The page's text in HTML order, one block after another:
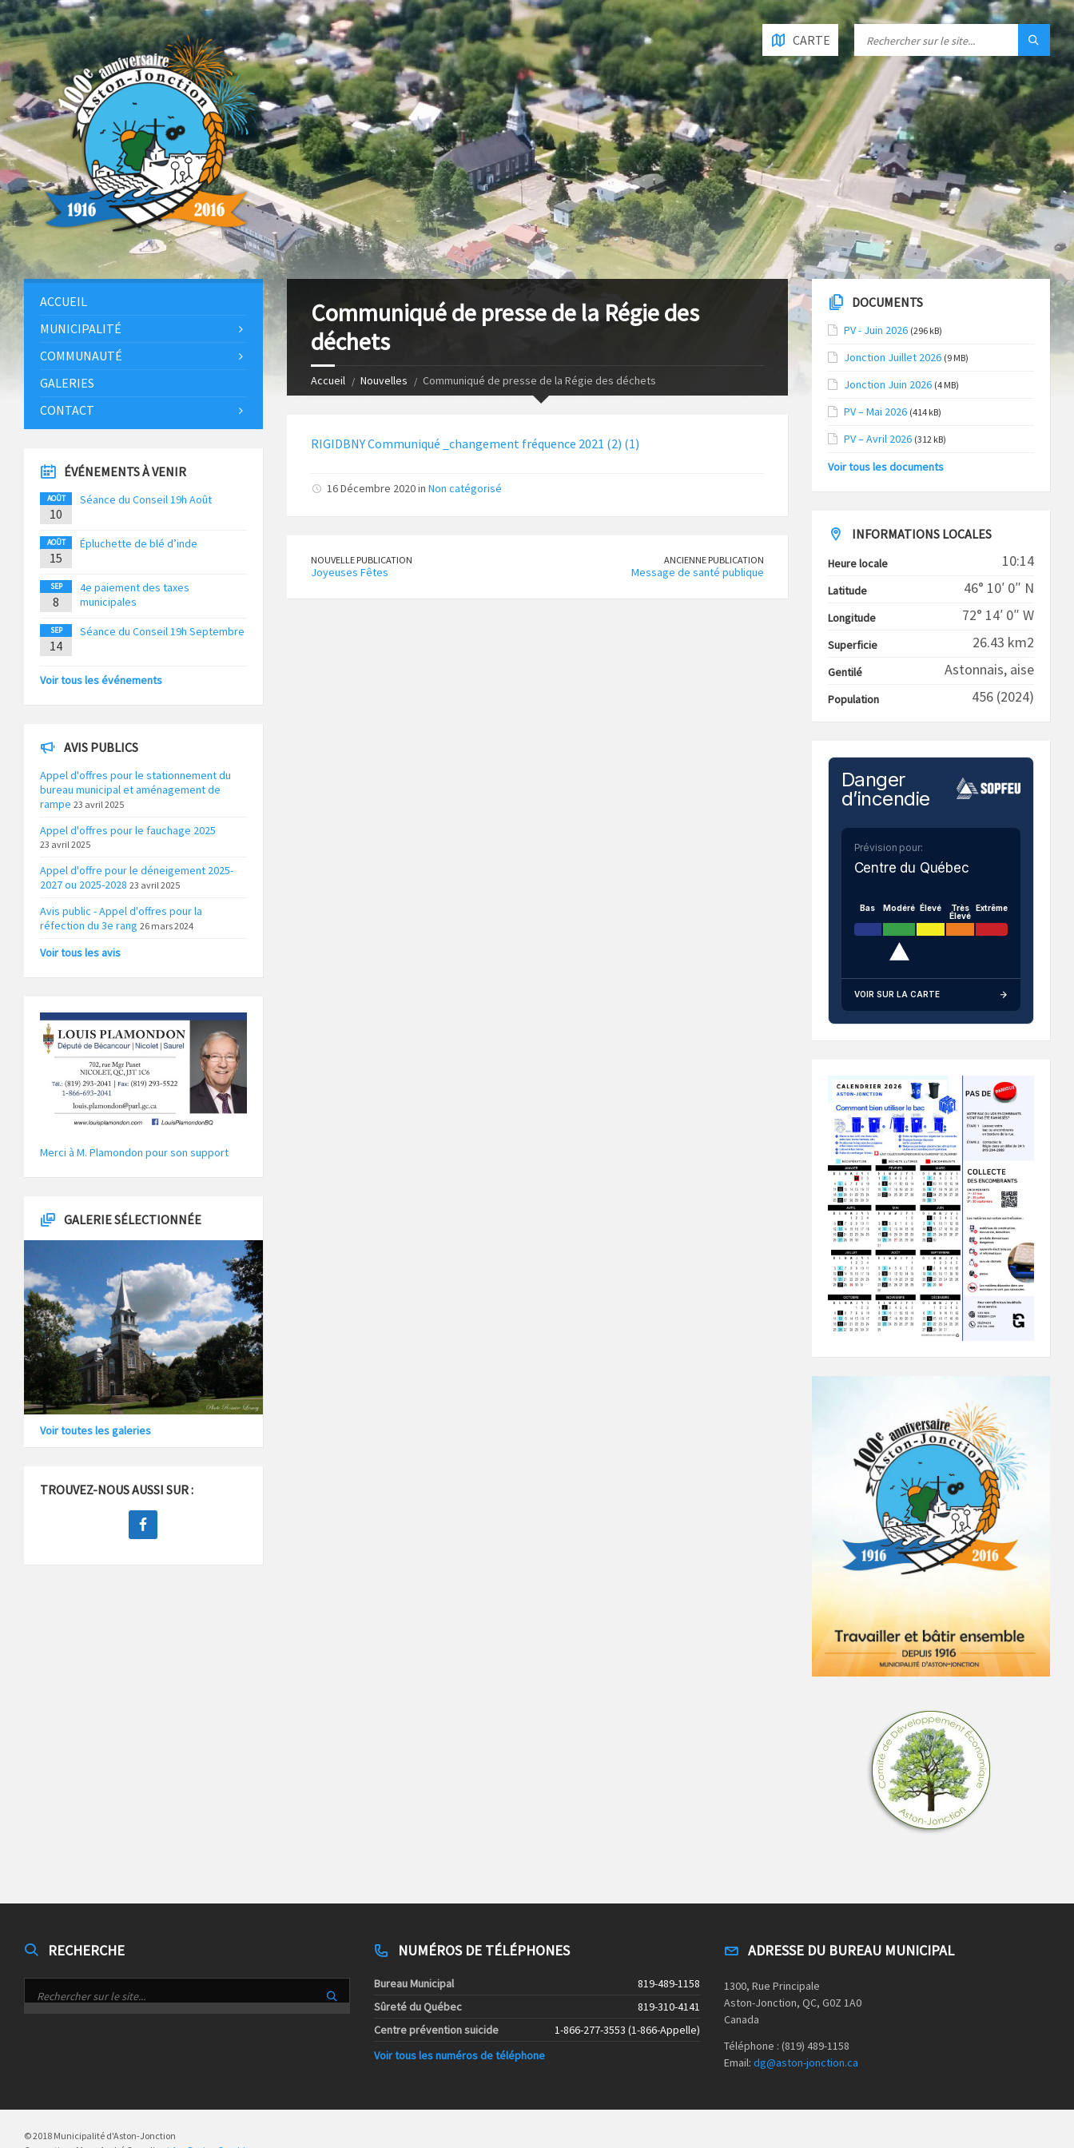
CARTE
Communiqué de presse de la Régie des
déchets
Accueil Nouvelles Communiqué de presse de la Régie des déchets
RIGIDBNY Communiqué _changement fréquence 2021 (2) (1)
16 Décembre 2020 in Non catégorisé
NOUVELLE PUBLICATION
Joyeuses Fêtes
ANCIENNE PUBLICATION
Message de santé publique
ACCUEIL
MUNICIPALITÉ
COMMUNAUTÉ
GALERIES
CONTACT
ÉVÉNEMENTS À VENIR
AOÛT
10
Séance du Conseil 19h Août
AOÛT
15
Épluchette de blé d’inde
SEP
8
4e paiement des taxes
municipales
SEP
14
Séance du Conseil 19h Septembre
Voir tous les événements
AVIS PUBLICS
Appel d'offres pour le stationnement du
bureau municipal et aménagement de
rampe 23 avril 2025
Appel d'offres pour le fauchage 2025
23 avril 2025
Appel d'offre pour le déneigement 2025-
2027 ou 2025-2028 23 avril 2025
Avis public - Appel d'offres pour la
réfection du 3e rang 26 mars 2024
Voir tous les avis
Merci à M. Plamondon pour son support
GALERIE SÉLECTIONNÉE
Voir toutes les galeries
TROUVEZ-NOUS AUSSI SUR :
DOCUMENTS
PV - Juin 2026 (296 kB)
Jonction Juillet 2026 (9 MB)
Jonction Juin 2026 (4 MB)
PV – Mai 2026 (414 kB)
PV – Avril 2026 (312 kB)
Voir tous les documents
INFORMATIONS LOCALES
Heure locale 10:14
Latitude 46° 10′ 0″ N
Longitude 72° 14′ 0″ W
Superficie 26.43 km2
Gentilé Astonnais, aise
Population 456 (2024)
Danger
d’incendie
Prévision pour:
Centre du Québec
Bas Modéré Élevé
Très
Élevé
Extrême
VOIR SUR LA CARTE
RECHERCHE NUMÉROS DE TÉLÉPHONES
Bureau Municipal
819-489-1158
Sûreté du Québec
819-310-4141
Centre prévention suicide
1-866-277-3553 (1-866-Appelle)
Voir tous les numéros de téléphone
ADRESSE DU BUREAU MUNICIPAL
1300, Rue Principale
Aston-Jonction, QC, G0Z 1A0
Canada
Téléphone : (819) 489-1158
Email: dg@aston-jonction.ca
© 2018 Municipalité d'Aston-Jonction